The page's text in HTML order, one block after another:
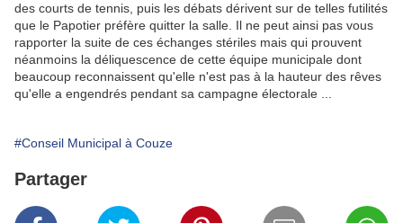
des courts de tennis, puis les débats dérivent sur de telles futilités
que le Papotier préfère quitter la salle. Il ne peut ainsi pas vous
rapporter la suite de ces échanges stériles mais qui prouvent
néanmoins la déliquescence de cette équipe municipale dont
beaucoup reconnaissent qu'elle n'est pas à la hauteur des rêves
qu'elle a engendrés pendant sa campagne électorale ...
#Conseil Municipal à Couze
Partager